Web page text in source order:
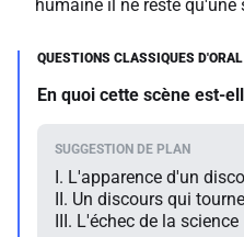
humaine il ne reste qu'une
En quoi cette scène est-
I. L'apparence d'un
II. Un discours qui
III. L'échec de la science